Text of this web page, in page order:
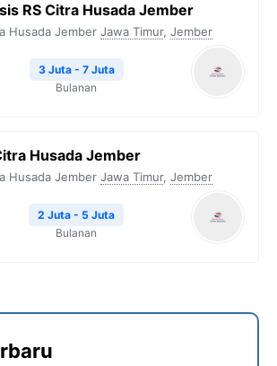
RS Citra Husada Jember
Husada Jember Jawa Timur, Jember
3 Juta - 7 Juta
Bulanan
Husada Jember
Husada Jember Jawa Timur, Jember
2 Juta - 5 Juta
Bulanan